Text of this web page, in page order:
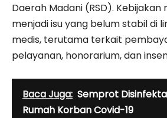
Daerah Madani (RSD).
menjadi isu yang belum stabil di
medis, terutama terkait
pelayanan, honorarium, dan
Baca Juga: Semprot
Rumah Korban Covid-19